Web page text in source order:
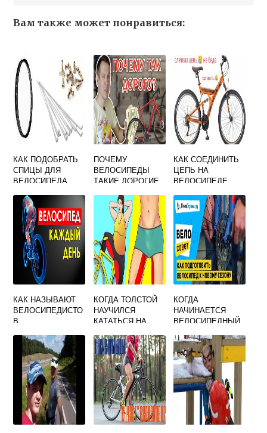
Вам также может понравиться:
КАК ПОДОБРАТЬ
СПИЦЫ ДЛЯ
ВЕЛОСИПЕДА
ПОЧЕМУ
ВЕЛОСИПЕДЫ
ТАКИЕ ДОРОГИЕ
КАК СОЕДИНИТЬ
ЦЕПЬ НА
ВЕЛОСИПЕДЕ
КАК НАЗЫВАЮТ
ВЕЛОСИПЕДИСТО
В
КОГДА ТОЛСТОЙ
НАУЧИЛСЯ
КАТАТЬСЯ НА
КОГДА
НАЧИНАЕТСЯ
ВЕЛОСИПЕДНЫЙ